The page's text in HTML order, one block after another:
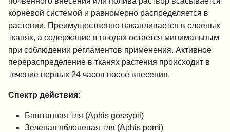
корневой системой и равномерно распределяется в
растении. Преимущественно накапливается в слоеных
тканях, а содержание в плодах остается минимальным
при соблюдении регламентов применения. Активное
перераспределение в тканях растения происходит в
течение первых 24 часов после внесения.
Спектр действия:
Баштанная тля (Aphis gossypii)
Зеленая яблоневая тля (Aphis pomi)